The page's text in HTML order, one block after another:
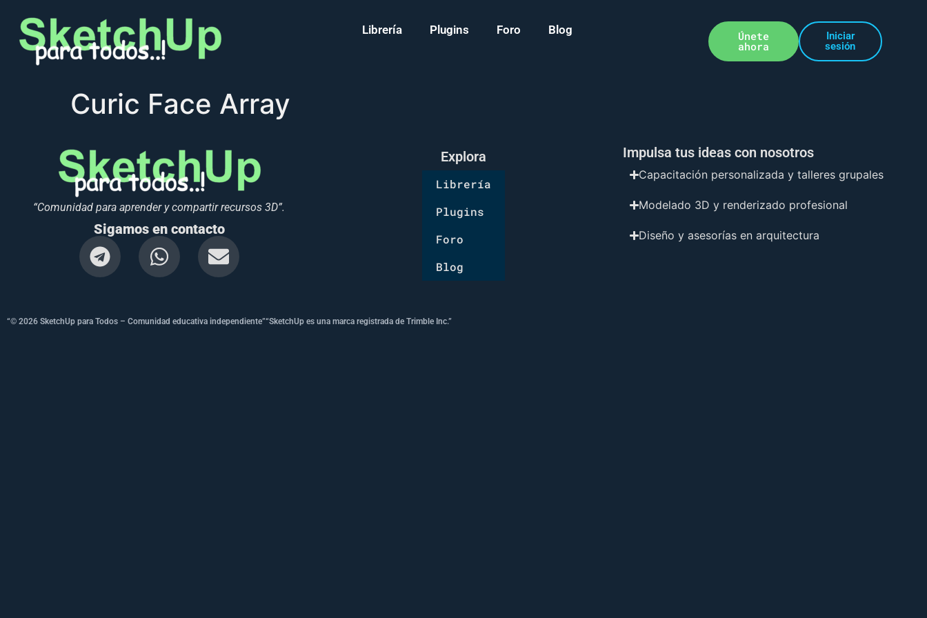
Librería Plugins Foro Blog Únete
ahora
Iniciar
sesión
Curic Face Array
“Comunidad para aprender y compartir recursos 3D”.
Sigamos en contacto
Explora
Librería
Plugins
Foro
Blog
Impulsa tus ideas con nosotros
Capacitación personalizada y talleres grupales
Modelado 3D y renderizado profesional
Diseño y asesorías en arquitectura
“© 2026 SketchUp para Todos – Comunidad educativa independiente”“SketchUp es una marca registrada de Trimble Inc.”